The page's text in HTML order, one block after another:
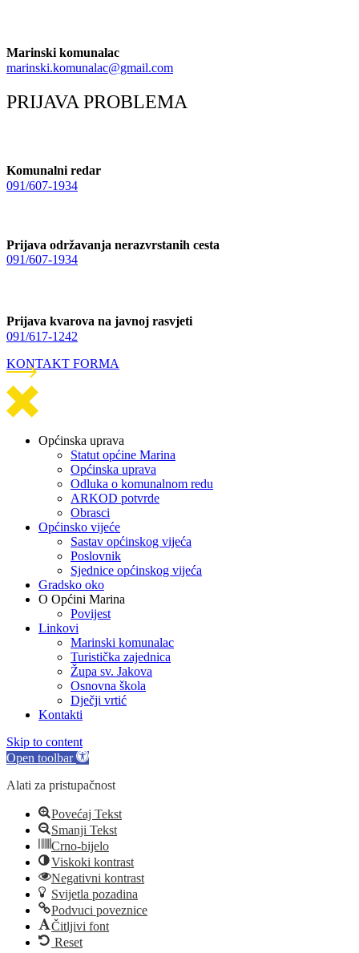
Marinski komunalac
marinski.komunalac@gmail.com
PRIJAVA PROBLEMA
Komunalni redar
091/607-1934
Prijava održavanja nerazvrstanih cesta
091/607-1934
Prijava kvarova na javnoj rasvjeti
091/617-1242
KONTAKT FORMA
Općinska uprava
Statut općine Marina
Općinska uprava
Odluka o komunalnom redu
ARKOD potvrde
Obrasci
Općinsko vijeće
Sastav općinskog vijeća
Poslovnik
Sjednice općinskog vijeća
Gradsko oko
O Općini Marina
Povijest
Linkovi
Marinski komunalac
Turistička zajednica
Župa sv. Jakova
Osnovna škola
Dječji vrtić
Kontakti
Skip to content
Open toolbar
Alati za pristupačnost
Povećaj Tekst
Smanji Tekst
Crno-bijelo
Viskoki kontrast
Negativni kontrast
Svijetla pozadina
Podvuci poveznice
Čitljivi font
Reset